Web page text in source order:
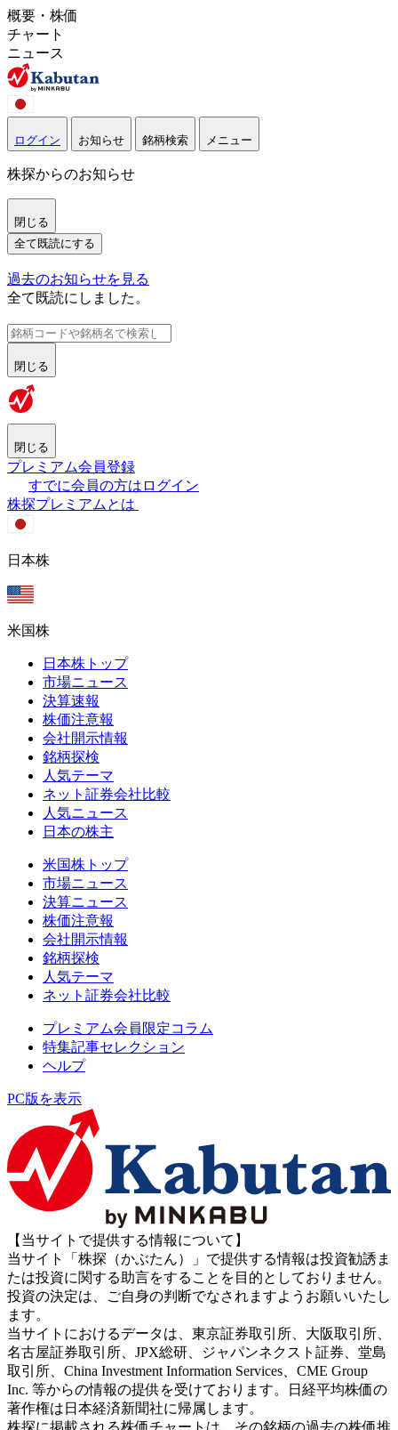
概要・株価
チャート
ニュース
ログイン お知らせ 銘柄検索 メニュー
株探からのお知らせ
閉じる
全て既読にする
過去のお知らせを見る
全て既読にしました。
閉じる
閉じる
プレミアム会員登録
すでに会員の方はログイン
株探プレミアムとは
日本株
米国株
日本株トップ
市場ニュース
決算速報
株価注意報
会社開示情報
銘柄探検
人気テーマ
ネット証券会社比較
人気ニュース
日本の株主
米国株トップ
市場ニュース
決算ニュース
株価注意報
会社開示情報
銘柄探検
人気テーマ
ネット証券会社比較
プレミアム会員限定コラム
特集記事セレクション
ヘルプ
PC版を表示
【当サイトで提供する情報について】
当サイト「株探（かぶたん）」で提供する情報は投資勧誘ま
たは投資に関する助言をすることを目的としておりません。
投資の決定は、ご自身の判断でなされますようお願いいたし
ます。
当サイトにおけるデータは、東京証券取引所、大阪取引所、
名古屋証券取引所、JPX総研、ジャパンネクスト証券、堂島
取引所、China Investment Information Services、CME Group
Inc. 等からの情報の提供を受けております。日経平均株価の
著作権は日本経済新聞社に帰属します。
株探に掲載される株価チャートは、その銘柄の過去の株価推